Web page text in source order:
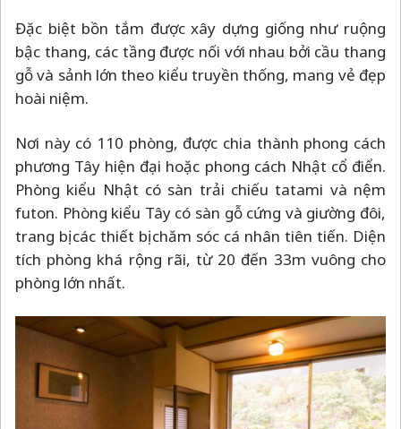
Đặc biệt bồn tắm được xây dựng giống như ruộng
bậc thang, các tầng được nối với nhau bởi cầu thang
gỗ và sảnh lớn theo kiểu truyền thống, mang vẻ đẹp
hoài niệm.
Nơi này có 110 phòng, được chia thành phong cách
phương Tây hiện đại hoặc phong cách Nhật cổ điển.
Phòng kiểu Nhật có sàn trải chiếu tatami và nệm
futon. Phòng kiểu Tây có sàn gỗ cứng và giường đôi,
trang bị các thiết bị chăm sóc cá nhân tiên tiến. Diện
tích phòng khá rộng rãi, từ 20 đến 33m vuông cho
phòng lớn nhất.